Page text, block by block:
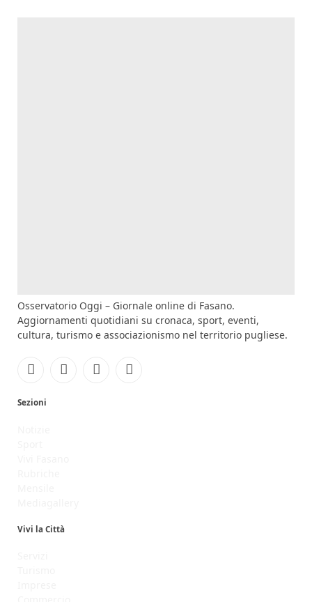
Osservatorio Oggi – Giornale online di Fasano.
Aggiornamenti quotidiani su cronaca, sport, eventi,
cultura, turismo e associazionismo nel territorio pugliese.
FacebookInstagramYouTubeRSS
Sezioni
Vivi la Città